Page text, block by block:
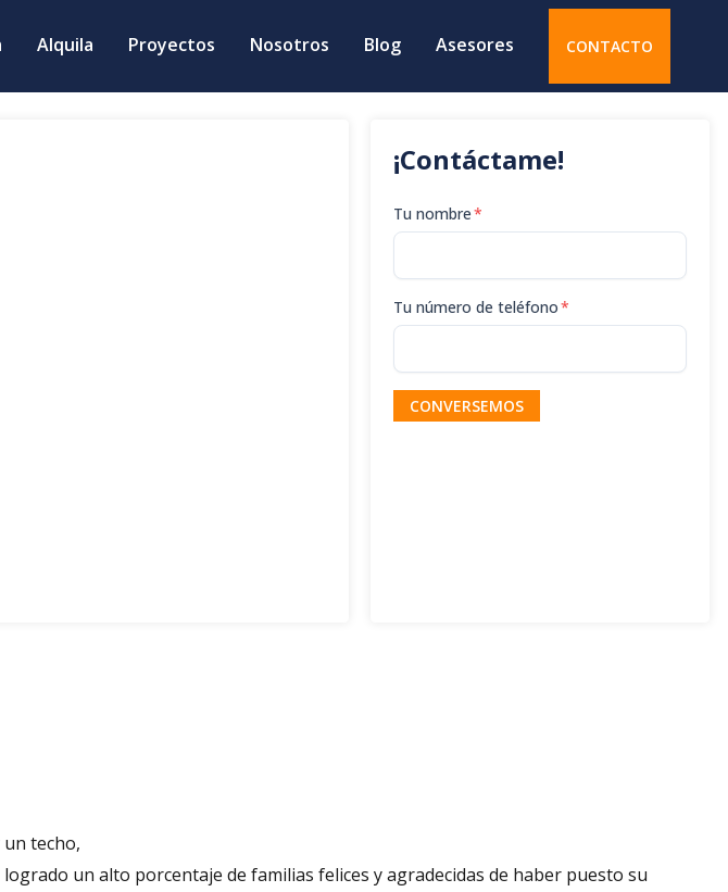
Alquila Proyectos Nosotros Blog Asesores CONTACTO
¡Contáctame!
Tu nombre*
Tu número de teléfono*
CONVERSEMOS
un techo,
un alto porcentaje de familias felices y agradecidas de haber puesto su